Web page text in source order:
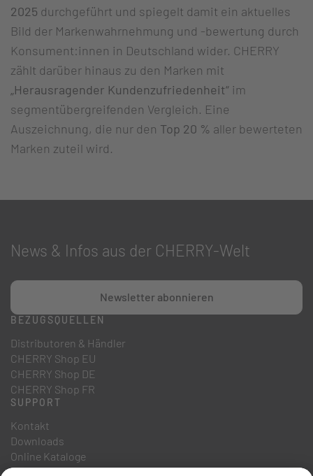
2025 durchgeführt und spiegelt damit ein aktuelles
Bild der Markenwahrnehmung und -bewertung durch
Konsument:innen in Deutschland wider. CHERRY
zählt darüber hinaus zu den Marken mit
„Herausragender Kundenzufriedenheit“ im
segmentübergreifenden Vergleich. Eine
Auszeichnung, die nur den Top 20 % aller bewerteten
Marken zuteil wird.
News & Infos aus der CHERRY-Welt
Newsletter abonnieren
BEZUGSQUELLEN
Distributoren & Händler
CHERRY Shop EU
CHERRY Shop DE
CHERRY Shop FR
SUPPORT
Kontakt
Downloads
Online Kataloge
FAQ